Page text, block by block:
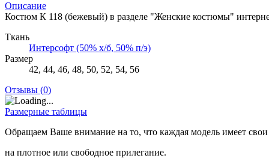
Описание
Костюм К 118 (бежевый) в разделе "Женские костюмы"
Ткань
Интерсофт (50% х/б, 50% п/э)
Размер
42, 44, 46, 48, 50, 52, 54, 56
Отзывы (0)
Размерные таблицы
Обращаем Ваше внимание на то, что каждая модель имеет
на плотное или свободное прилегание.